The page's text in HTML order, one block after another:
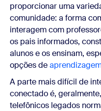
proporcionar uma
comunidade: a forma
interagem com
os pais informados,
alunos e os ensinam,
opções de
A parte mais difícil de
conectado é,
telefônicos legados